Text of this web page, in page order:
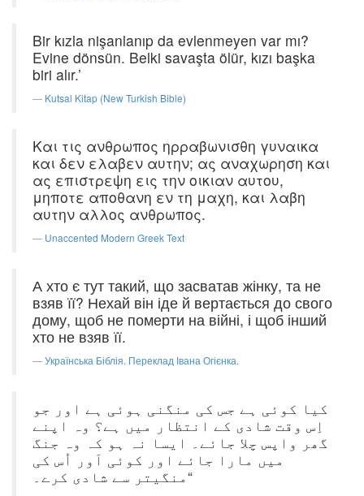
Bir kızla nişanlanıp da evlenmeyen var mı?
Evine dönsün. Belki savaşta ölür, kızı başka
biri alır.’
Kutsal Kitap (New Turkish Bible)
Και τις ανθρωπος ηρραβωνισθη γυναικα
και δεν ελαβεν αυτην; ας αναχωρηση και
ας επιστρεψη εις την οικιαν αυτου,
μηποτε αποθανη εν τη μαχη, και λαβη
αυτην αλλος ανθρωπος.
Unaccented Modern Greek Text
А хто є тут такий, що засватав жінку, та не
взяв її? Нехай він іде й вертається до свого
дому, щоб не померти на війні, і щоб інший
хто не взяв її.
Українська Біблія. Переклад Івана Огієнка.
کیا کوئی ہے جس کی منگنی ہوئی ہے اور جو
اِس وقت شادی کے انتظار میں ہے؟ وہ اپنے
گھر واپس چلا جائے۔ ایسا نہ ہو کہ وہ جنگ
میں مارا جائے اور کوئی اَور اُس کی
منگیتر سے شادی کرے۔“